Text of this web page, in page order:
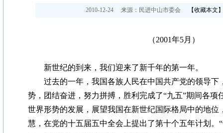
2010-12-24 来源： 民进中山市委会 【收藏本文
（2001年5月）
新世纪的到来，我们迎来了新千年的第一年。
过去的一年，我国各族人民在中国共产党的领导下
势，团结奋进，努力拼搏，胜利完成了“九五”期间各项
世界形势的发展，展望我国在新世纪国际格局中的地位
慧，在党的十五届五中全会上提出了第十个五年计划。